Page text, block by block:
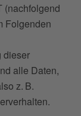
(nachfolgend
Folgenden
dieser
alle Daten,
z. B.